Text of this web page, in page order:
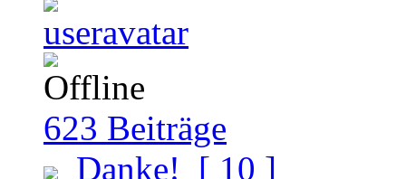
623 Beiträge
Danke! [ 10 ]